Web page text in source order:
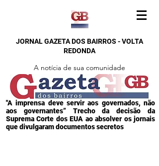
JORNAL GAZETA DOS BAIRROS - VOLTA
REDONDA
A notícia de sua comunidade
"A imprensa deve servir aos governados, não
aos governantes” Trecho da decisão da
Suprema Corte dos EUA ao absolver os jornais
que divulgaram documentos secretos